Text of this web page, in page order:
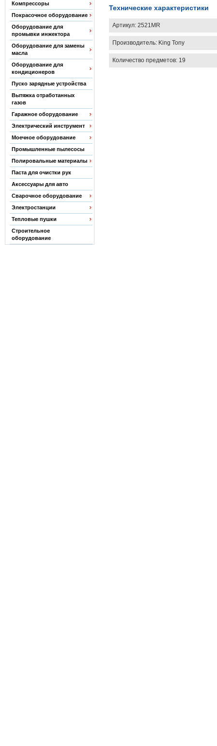
Компрессоры
Покрасочное оборудование
Оборудование для
промывки инжектора
Оборудование для замены
масла
Оборудование для
кондиционеров
Пуско зарядные устройства
Вытяжка отработанных
газов
Гаражное оборудование
Электрический инструмент
Моечное оборудование
Промышленные пылесосы
Полировальные материалы
Паста для очистки рук
Аксессуары для авто
Сварочное оборудование
Электростанции
Тепловые пушки
Строительное
оборудование
Технические характеристики
Артикул: 2521MR
Производитель: King Tony
Количество предметов: 19